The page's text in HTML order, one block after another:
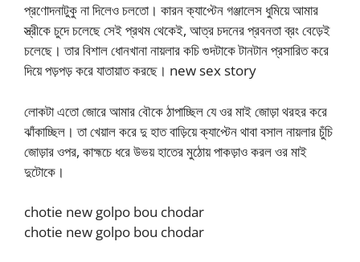
প্রণোদনাটুকু না দিলেও চলতো। কারন ক্যাপ্টেন গঞ্জালেস ধুমিয়ে আমার
স্ত্রীকে চুদে চলেছে সেই প্রথম থেকেই, আত্র চদনের প্রবনতা ব্রং বেড়েই
চলেছে। তার বিশাল ধোনখানা নায়লার কচি গুদটাকে টানটান প্রসারিত করে
দিয়ে পড়পড় করে যাতায়াত করছে। new sex story
লোকটা এতো জোরে আমার বৌকে ঠাপাচ্ছিল যে ওর মাই জোড়া থরহর করে
ঝাঁকাচ্ছিল। তা খেয়াল করে দু হাত বাড়িয়ে ক্যাপ্টেন থাবা বসাল নায়লার চুঁচি
জোড়ার ওপর, কাহ্মচে ধরে উভয় হাতের মুঠোয় পাকড়াও করল ওর মাই
দুটোকে।
chotie new golpo bou chodar
chotie new golpo bou chodar